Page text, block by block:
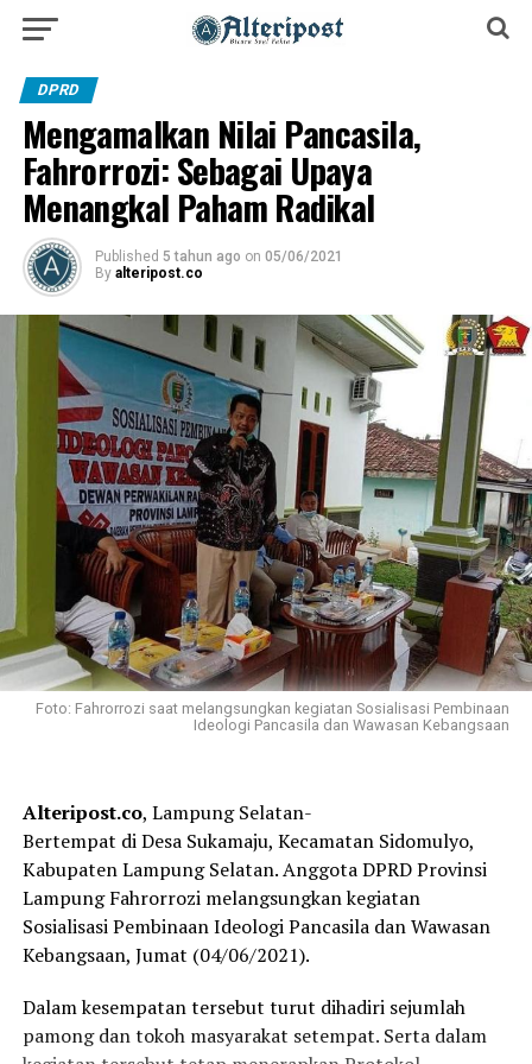
DPRD
Mengamalkan Nilai Pancasila,
Fahrorrozi: Sebagai Upaya
Menangkal Paham Radikal
Published 5 tahun ago on 05/06/2021
By alteripost.co
Foto: Fahrorrozi saat melangsungkan kegiatan Sosialisasi Pembinaan
Ideologi Pancasila dan Wawasan Kebangsaan
Alteripost.co, Lampung Selatan-
Bertempat di Desa Sukamaju, Kecamatan Sidomulyo,
Kabupaten Lampung Selatan. Anggota DPRD Provinsi
Lampung Fahrorrozi melangsungkan kegiatan
Sosialisasi Pembinaan Ideologi Pancasila dan Wawasan
Kebangsaan, Jumat (04/06/2021).
Dalam kesempatan tersebut turut dihadiri sejumlah
pamong dan tokoh masyarakat setempat. Serta dalam